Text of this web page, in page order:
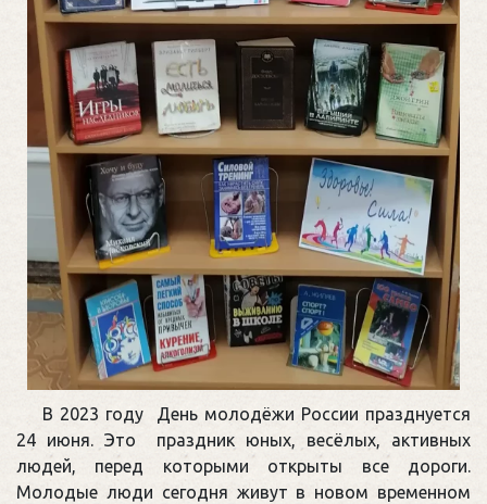
В 2023 году День молодёжи России празднуется
24 июня. Это праздник юных, весёлых, активных
людей, перед которыми открыты все дороги.
Молодые люди сегодня живут в новом временном